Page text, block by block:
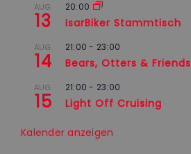
AUG.
13
20:00
IsarBiker Stammtisch
AUG.
14
21:00 - 23:00
Bears, Otters & Friends
AUG.
15
21:00 - 23:00
Light Off Cruising
Kalender anzeigen